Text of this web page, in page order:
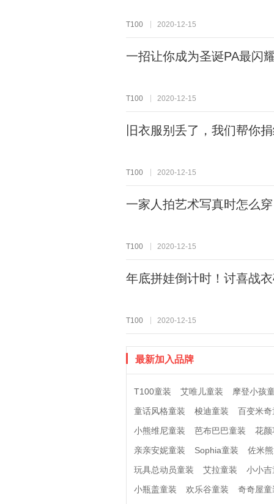
T100 2020-12-15
一招让你成为圣诞PA最闪
T100 2020-12-15
旧衣服别丢了，我们帮你
T100 2020-12-15
一家人拍艺术写真时怎么
T100 2020-12-15
年底拼娃倒计时！讨喜战
T100 2020-12-15
最新加入品牌
T100童装 艾唯儿童装
摩登小孩
童话风格童装
梭迪童装
百变米奇
小熊维尼童装
芭布巴巴童装
花颜
亲亲安妮童装
Sophia童装
佐米
玩具总动员童装
艾拉童装
小小吉
小瓶盖童装
欢乐谷童装 奇奇屋童